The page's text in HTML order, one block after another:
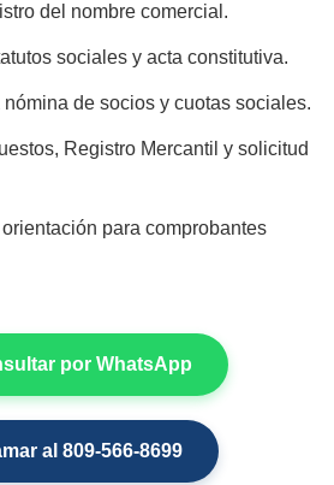
del nombre comercial.
sociales y acta constitutiva.
de socios y cuotas sociales.
Registro Mercantil y solicitud
para comprobantes
por WhatsApp
al 809-566-8699